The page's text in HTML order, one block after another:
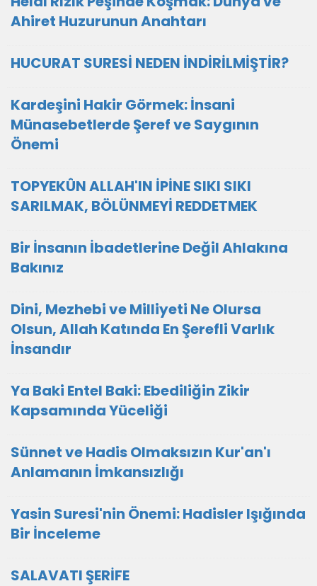
Ahiret Huzurunun Anahtarı
HUCURAT SURESİ NEDEN İNDİRİLMİŞTİR?
Kardeşini Hakir Görmek: İnsani
Münasebetlerde Şeref ve Saygının
Önemi
TOPYEKÛN ALLAH'IN İPİNE SIKI SIKI
SARILMAK, BÖLÜNMEYİ REDDETMEK
Bir İnsanın İbadetlerine Değil Ahlakına
Bakınız
Dini, Mezhebi ve Milliyeti Ne Olursa
Olsun, Allah Katında En Şerefli Varlık
İnsandır
Ya Baki Entel Baki: Ebediliğin Zikir
Kapsamında Yüceliği
Sünnet ve Hadis Olmaksızın Kur'an'ı
Anlamanın İmkansızlığı
Yasin Suresi'nin Önemi: Hadisler Işığında
Bir İnceleme
SALAVATI ŞERİFE